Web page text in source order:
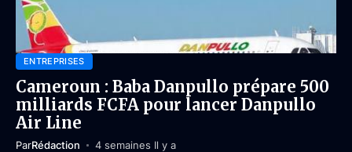
ENTREPRISES
Cameroun : Baba Danpullo prépare 500
milliards FCFA pour lancer Danpullo
Air Line
ParRédaction 4 semaines Il y a